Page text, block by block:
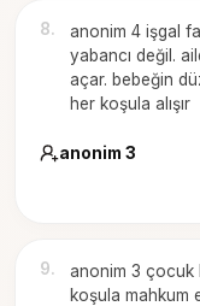
8.
anonim 4 işgal
yabancı değil.
açar. bebeğin
her koşula alışır
anonim 3
9.
anonim 3 çocuk
koşula mahkum